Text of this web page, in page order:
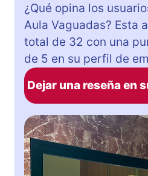
¿Qué opina los
Aula Vaguadas? Esta
total de 32 con una
de 5 en su perfil de
Dejar una reseña en